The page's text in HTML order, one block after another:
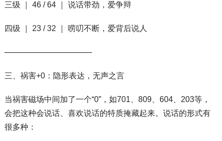
三级 ｜ 46 / 64 ｜ 说话带劲，爱争辩
四级 ｜ 23 / 32 ｜ 唠叨不断，爱背后说人
────────────────
三、祸害+0：隐形表达，无声之言
当祸害磁场中间加了一个“0”，如701、809、604、203等，
会把这种会说话、喜欢说话的特质掩藏起来。说话的形式有
很多种：